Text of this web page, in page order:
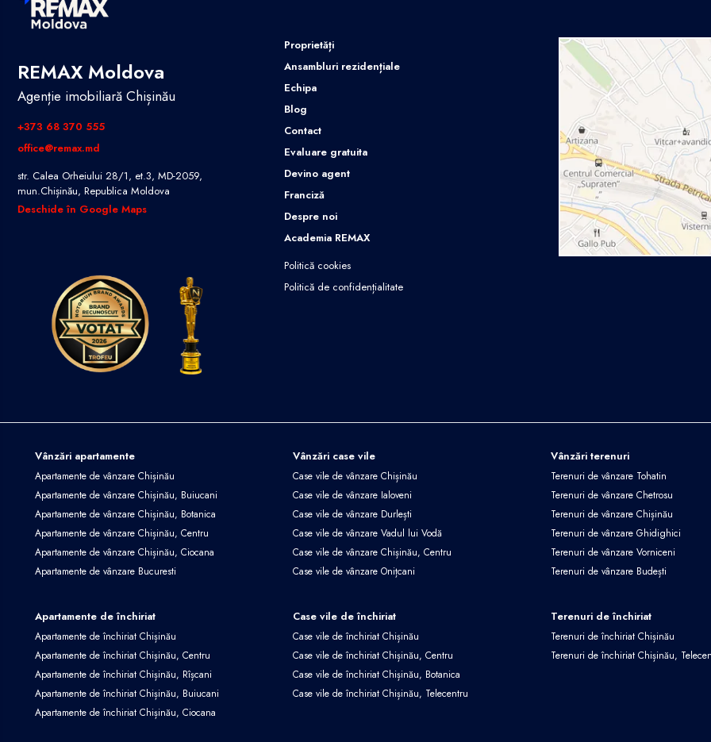
REMAX Moldova
Agenție imobiliară Chișinău
+373 68 370 555
office@remax.md
str. Calea Orheiului 28/1, et.3, MD-2059,
mun.Chișinău, Republica Moldova
Deschide în Google Maps
Proprietăți
Ansambluri rezidențiale
Echipa
Blog
Contact
Evaluare gratuita
Devino agent
Franciză
Despre noi
Academia REMAX
Politică cookies
Politică de confidențialitate
Vânzări apartamente
Apartamente de vânzare Chișinău
Apartamente de vânzare Chișinău, Buiucani
Apartamente de vânzare Chișinău, Botanica
Apartamente de vânzare Chișinău, Centru
Apartamente de vânzare Chișinău, Ciocana
Apartamente de vânzare Bucuresti
Vânzări case vile
Case vile de vânzare Chișinău
Case vile de vânzare Ialoveni
Case vile de vânzare Durlești
Case vile de vânzare Vadul lui Vodă
Case vile de vânzare Chișinău, Centru
Case vile de vânzare Onițcani
Vânzări terenuri
Terenuri de vânzare Tohatin
Terenuri de vânzare Chetrosu
Terenuri de vânzare Chișinău
Terenuri de vânzare Ghidighici
Terenuri de vânzare Vorniceni
Terenuri de vânzare Budești
Apartamente de închiriat
Apartamente de închiriat Chișinău
Apartamente de închiriat Chișinău, Centru
Apartamente de închiriat Chișinău, Rîșcani
Apartamente de închiriat Chișinău, Buiucani
Apartamente de închiriat Chișinău, Ciocana
Case vile de închiriat
Case vile de închiriat Chișinău
Case vile de închiriat Chișinău, Centru
Case vile de închiriat Chișinău, Botanica
Case vile de închiriat Chișinău, Telecentru
Terenuri de închiriat
Terenuri de închiriat Chișinău
Terenuri de închiriat Chișinău,